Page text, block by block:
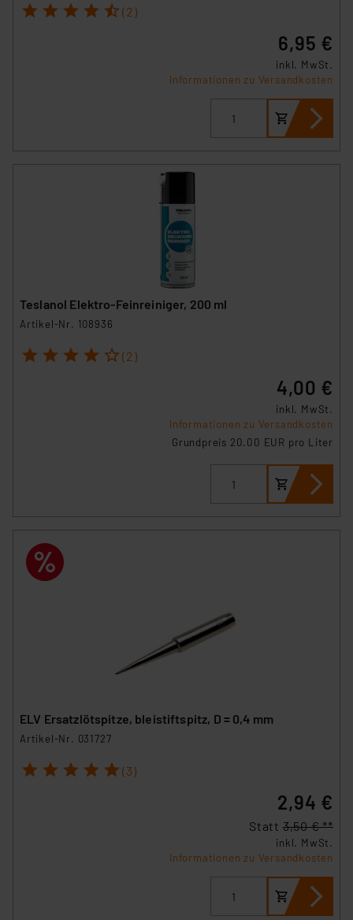
1 2 3 4 5 (2)
6,95 €
inkl. MwSt.
Informationen zu Versandkosten
Teslanol Elektro-Feinreiniger, 200 ml
Artikel-Nr. 108936
1 2 3 4 5 (2)
4,00 €
inkl. MwSt.
Informationen zu Versandkosten
Grundpreis 20.00 EUR pro Liter
ELV Ersatzlötspitze, bleistiftspitz, D = 0,4 mm
Artikel-Nr. 031727
1 2 3 4 5 (3)
2,94 €
Statt 3,50 € **
inkl. MwSt.
Informationen zu Versandkosten